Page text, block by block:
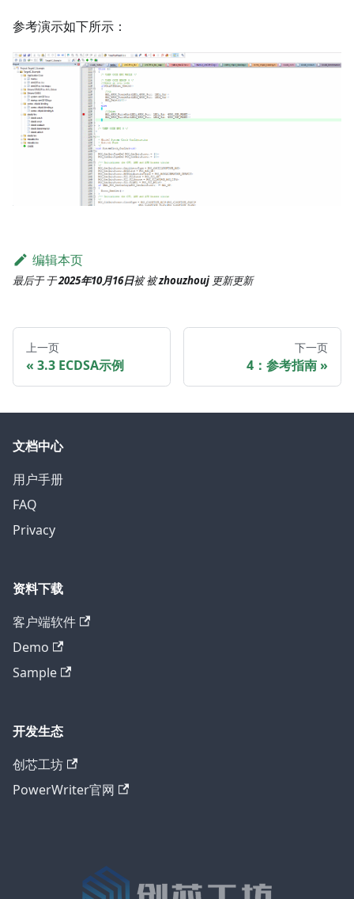
参考演示如下所示：
编辑本页
最后于于2025年10月16日被被zhouzhouj更新更新
上一页
3.3 ECDSA示例
下一页
4：参考指南
文档中心
用户手册
FAQ
Privacy
资料下载
客户端软件
Demo
Sample
开发生态
创芯工坊
PowerWriter官网